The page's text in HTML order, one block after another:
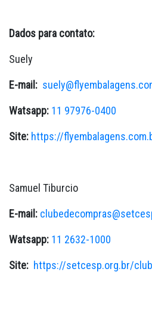
Dados para contato:
Suely
E-mail:
Watsapp: 11 97976-0400
Site: https://
Samuel Tiburcio
E-mail:
Watsapp: 11 2632-1000
Site: https://setcesp.org.br/